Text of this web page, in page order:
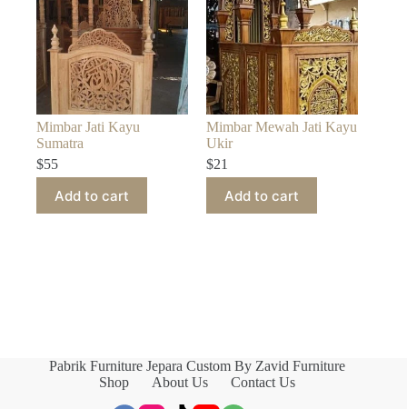
Mimbar Jati Kayu
Sumatra
$55
Add to cart
Mimbar Mewah Jati Kayu
Ukir
$21
Add to cart
Pabrik Furniture Jepara Custom By Zavid Furniture
Shop
About Us Contact Us